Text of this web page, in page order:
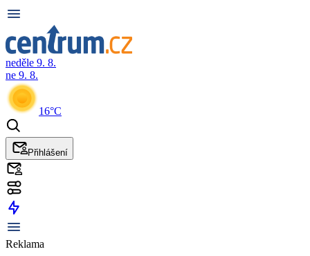
neděle 9. 8.
ne 9. 8.
16°C
Přihlášení
Reklama